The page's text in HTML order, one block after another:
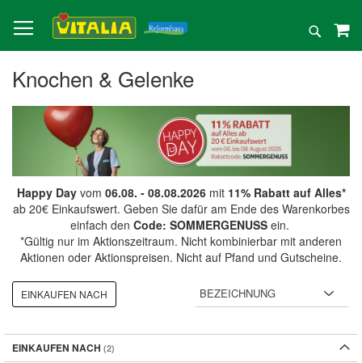
zum
Inhalt
Suche
Knochen & Gelenke
Happy Dayvom 06.08. - 08.08.2026mit 11% Rabatt auf Alles*
ab 20€ Einkaufswert. Geben Sie dafür am Ende des Warenkorbes
einfach den Code: SOMMERGENUSSein.
*Gültig nur im Aktionszeitraum. Nicht kombinierbar mit anderen
Aktionen oder Aktionspreisen. Nicht auf Pfand und Gutscheine.
EINKAUFEN NACH
EINKAUFEN NACH